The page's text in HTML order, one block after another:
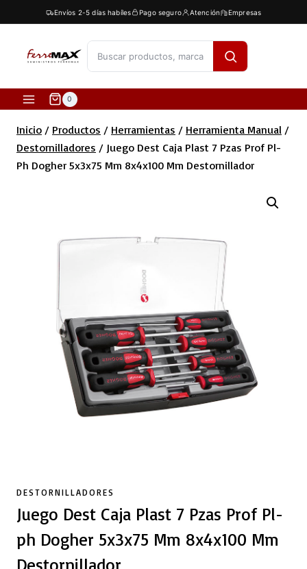
al
contenido
Envíos 2-5 días habíles Pago seguro Atención Empresas
0
Inicio / Productos / Herramientas / Herramienta Manual /
Destornilladores / Juego Dest Caja Plast 7 Pzas Prof Pl-
Ph Dogher 5x3x75 Mm 8x4x100 Mm Destornillador
DESTORNILLADORES
Juego Dest Caja Plast 7 Pzas Prof Pl-
ph Dogher 5x3x75 Mm 8x4x100 Mm
Destornillador